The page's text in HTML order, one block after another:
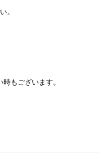
。
もございます。